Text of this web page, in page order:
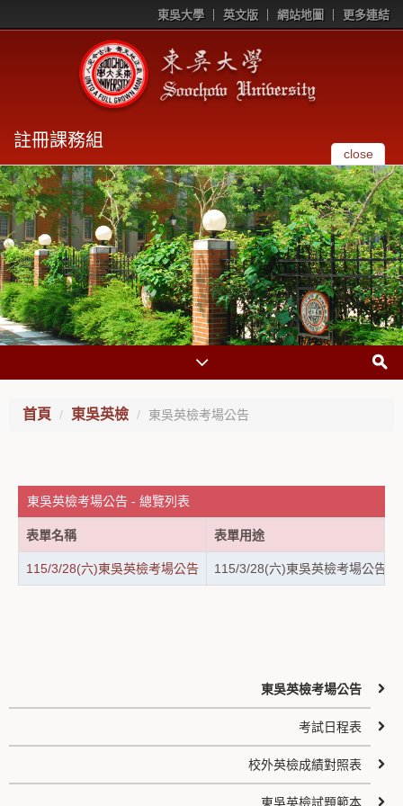
東吳大學 英文版 網站地圖 更多連結
註冊課務組
close
首頁 東吳英檢 東吳英檢考場公告
東吳英檢考場公告 - 總覽列表
表單名稱 表單用途
115/3/28(六)東吳英檢考場公告 115/3/28(六)東吳英檢考場公告
東吳英檢考場公告
考試日程表
校外英檢成績對照表
東吳英檢試題範本